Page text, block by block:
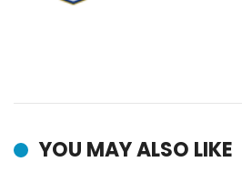
YOU MAY ALSO LIKE